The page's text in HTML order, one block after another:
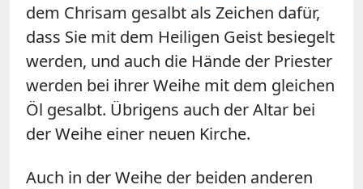
dem Chrisam gesalbt als Zeichen dafür,
dass Sie mit dem Heiligen Geist besiegelt
werden, und auch die Hände der Priester
werden bei ihrer Weihe mit dem gleichen
Öl gesalbt. Übrigens auch der Altar bei
der Weihe einer neuen Kirche.
Auch in der Weihe der beiden anderen